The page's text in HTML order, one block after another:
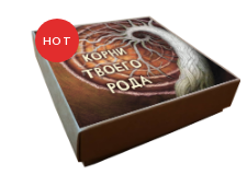
HOT